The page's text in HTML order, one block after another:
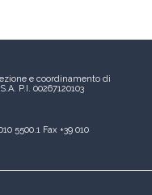
e coordinamento di
P.I. 00267120103
5500.1 Fax +39 010